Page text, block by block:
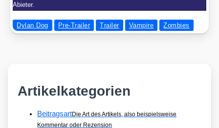
Abieter.
Dylan Dog Pre-Trailer Trailer Vampire Zombies
Artikelkategorien
BeitragsartDie Art des Artikels, also beispielsweise
Kommentar oder Rezension